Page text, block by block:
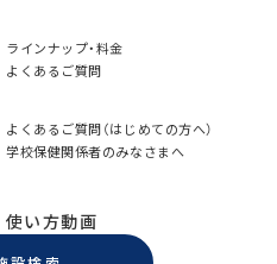
ラインナップ・料金
よくあるご質問
よくあるご質問（はじめての方へ）
学校保健関係者のみなさまへ
使い方動画